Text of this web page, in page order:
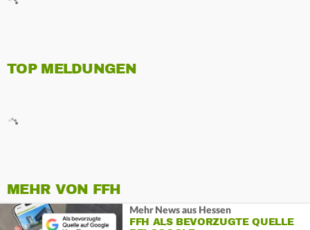
TOP MELDUNGEN
MEHR VON FFH
Mehr News aus Hessen
FFH ALS BEVORZUGTE QUELLE